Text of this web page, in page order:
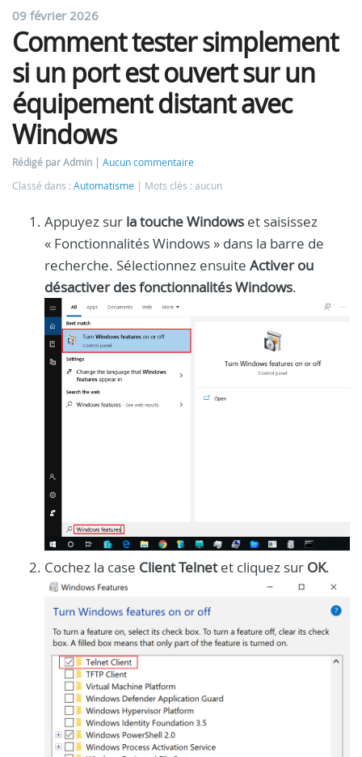
09 février 2026
Comment tester simplement
si un port est ouvert sur un
équipement distant avec
Windows
Rédigé par Admin
Aucun commentaire
Classé dans : Automatisme Mots clés : aucun
Appuyez sur la touche Windows et saisissez
« Fonctionnalités Windows » dans la barre de
recherche. Sélectionnez ensuite Activer ou
désactiver des fonctionnalités Windows.
Cochez la case Client Telnetet cliquez sur OK.